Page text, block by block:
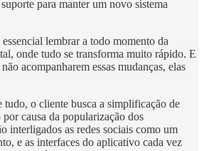
para manter um novo sistema
essencial lembrar a todo momento da
onde tudo se transforma muito rápido. E
acompanharem essas mudanças, elas
tudo, o cliente busca a simplificação de
causa da popularização dos
interligados as redes sociais como um
e as interfaces do aplicativo cada vez